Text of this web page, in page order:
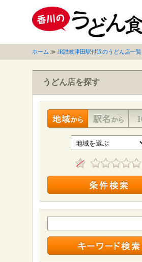
ホーム ≫ JR讃岐津田駅付近のうどん店一覧
うどん店を探す